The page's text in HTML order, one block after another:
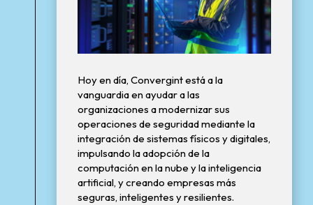
Hoy en día, Convergint está a la
vanguardia en ayudar a las
organizaciones a modernizar sus
operaciones de seguridad mediante la
integración de sistemas físicos y digitales,
impulsando la adopción de la
computación en la nube y la inteligencia
artificial, y creando empresas más
seguras, inteligentes y resilientes.